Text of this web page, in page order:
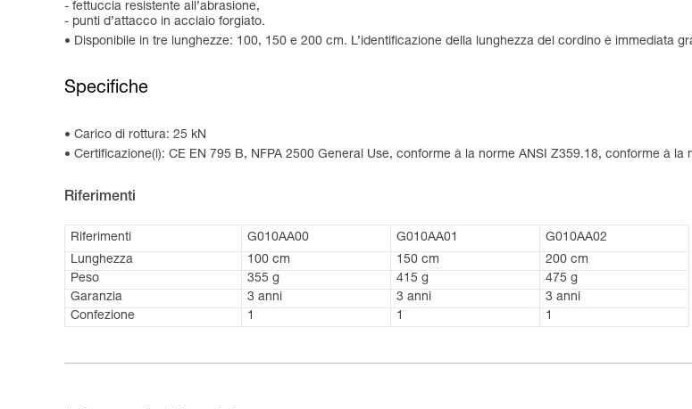
- fettuccia resistente all’abrasione,
- punti d’attacco in acciaio forgiato.
Disponibile in tre lunghezze: 100, 150 e 200 cm. L’identificazione della lunghezza del cordino è immediata
Specifiche
Carico di rottura: 25 kN
Certificazione(i): CE EN 795 B, NFPA 2500 General Use, conforme à la norme ANSI Z359.18, conforme à
Riferimenti
Riferimenti G010AA00 G010AA01
G010AA02
Lunghezza
100 cm 150 cm
200 cm
Peso
355 g 415 g
475 g
Garanzia
3 anni 3 anni
3 anni
Confezione
1 1 1